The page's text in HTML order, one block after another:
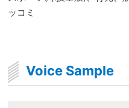
ッコミ
Voice Sample